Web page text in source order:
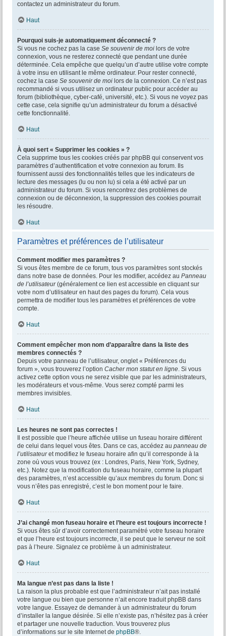
contactez un administrateur du forum.
Haut
Pourquoi suis-je automatiquement déconnecté ?
Si vous ne cochez pas la case Se souvenir de moi lors de votre
connexion, vous ne resterez connecté que pendant une durée
déterminée. Cela empêche que quelqu’un d’autre utilise votre compte
à votre insu en utilisant le même ordinateur. Pour rester connecté,
cochez la case Se souvenir de moi lors de la connexion. Ce n’est pas
recommandé si vous utilisez un ordinateur public pour accéder au
forum (bibliothèque, cyber-café, université, etc.). Si vous ne voyez pas
cette case, cela signifie qu’un administrateur du forum a désactivé
cette fonctionnalité.
Haut
À quoi sert « Supprimer les cookies » ?
Cela supprime tous les cookies créés par phpBB qui conservent vos
paramètres d’authentification et votre connexion au forum. Ils
fournissent aussi des fonctionnalités telles que les indicateurs de
lecture des messages (lu ou non lu) si cela a été activé par un
administrateur du forum. Si vous rencontrez des problèmes de
connexion ou de déconnexion, la suppression des cookies pourrait
les résoudre.
Haut
Paramètres et préférences de l’utilisateur
Comment modifier mes paramètres ?
Si vous êtes membre de ce forum, tous vos paramètres sont stockés
dans notre base de données. Pour les modifier, accédez au Panneau
de l’utilisateur(généralement ce lien est accessible en cliquant sur
votre nom d’utilisateur en haut des pages du forum). Cela vous
permettra de modifier tous les paramètres et préférences de votre
compte.
Haut
Comment empêcher mon nom d’apparaître dans la liste des
membres connectés ?
Depuis votre panneau de l’utilisateur, onglet « Préférences du
forum », vous trouverez l’option Cacher mon statut en ligne. Si vous
activez cette option vous ne serez visible que par les administrateurs,
les modérateurs et vous-même. Vous serez compté parmi les
membres invisibles.
Haut
Les heures ne sont pas correctes !
Il est possible que l’heure affichée utilise un fuseau horaire différent
de celui dans lequel vous êtes. Dans ce cas, accédez au panneau de
l’utilisateuret modifiez le fuseau horaire afin qu’il corresponde à la
zone où vous vous trouvez (ex : Londres, Paris, New York, Sydney,
etc.). Notez que la modification du fuseau horaire, comme la plupart
des paramètres, n’est accessible qu’aux membres du forum. Donc si
vous n’êtes pas enregistré, c’est le bon moment pour le faire.
Haut
J’ai changé mon fuseau horaire et l’heure est toujours incorrecte !
Si vous êtes sûr d’avoir correctement paramétré votre fuseau horaire
et que l’heure est toujours incorrecte, il se peut que le serveur ne soit
pas à l’heure. Signalez ce problème à un administrateur.
Haut
Ma langue n’est pas dans la liste !
La raison la plus probable est que l’administrateur n’ait pas installé
votre langue ou bien que personne n’ait encore traduit phpBB dans
votre langue. Essayez de demander à un administrateur du forum
d’installer la langue désirée. Si elle n’existe pas, n’hésitez pas à créer
et partager une nouvelle traduction. Vous trouverez plus
d’informations sur le site Internet de phpBB®.